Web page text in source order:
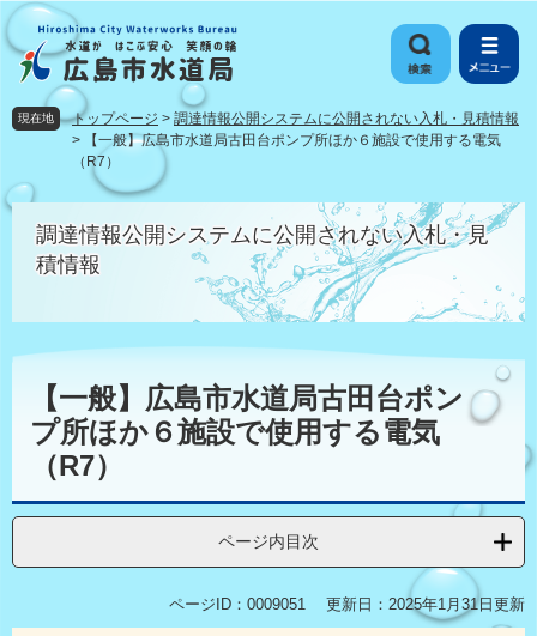
ペ
ー
先
す
。
メ
ニ
を
し
て
現在地 トップページ > 調達情報公開システムに公開されない入札・見積情報
>
【一般】広島市水道局古田台ポンプ所ほか６施設で使用する電気
（R7）
調達情報公開システムに公開されない入札・見
積情報
本
【一般】広島市水道局古田台ポン
プ所ほか６施設で使用する電気
（R7）
ページ内目次
ページID：0009051 更新日：2025年1月31日更新